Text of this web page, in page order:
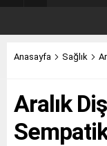
Anasayfa Sağlık
Aralık